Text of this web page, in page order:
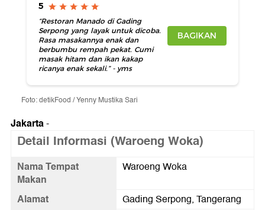
5
“Restoran Manado di Gading
Serpong yang layak untuk dicoba.
Rasa masakannya enak dan
berbumbu rempah pekat. Cumi
masak hitam dan ikan kakap
ricanya enak sekali.” - yms
BAGIKAN
Foto: detikFood / Yenny Mustika Sari
Jakarta-
Detail Informasi (Waroeng Woka)
Nama Tempat
Makan
Waroeng Woka
Alamat Gading Serpong, Tangerang